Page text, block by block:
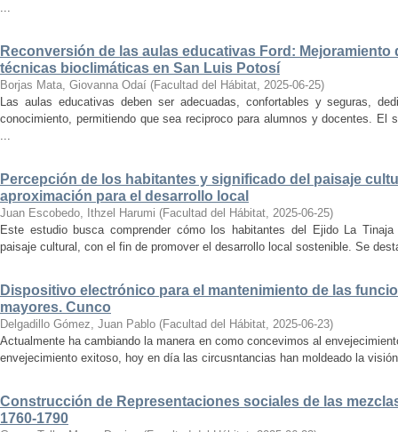
...
Reconversión de las aulas educativas Ford:
técnicas bioclimáticas en San Luis Potosí
Borjas Mata, Giovanna Odaí (Facultad del Hábitat, 2025-06-25)
Las aulas educativas deben ser adecuadas, confortables y seguras,
conocimiento, permitiendo que sea reciproco para alumnos y docentes. El
...
Percepción de los habitantes y significado del paisaje
aproximación para el desarrollo local
Juan Escobedo, Ithzel Harumi (Facultad del Hábitat, 2025-06-25)
Este estudio busca comprender cómo los habitantes del Ejido La
paisaje cultural, con el fin de promover el desarrollo local sostenible. Se
Dispositivo electrónico para el mantenimiento de las
mayores. Cunco
Delgadillo Gómez, Juan Pablo (Facultad del Hábitat, 2025-06-23)
Actualmente ha cambiando la manera en como concevimos al
envejecimiento exitoso, hoy en día las circusntancias han moldeado la
Construcción de Representaciones sociales de las
1760-1790